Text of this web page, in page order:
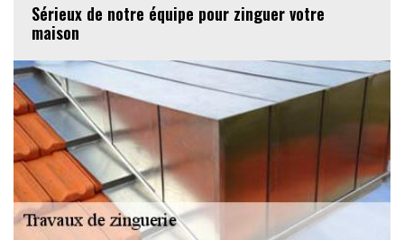
Sérieux de notre équipe pour zinguer votre
maison